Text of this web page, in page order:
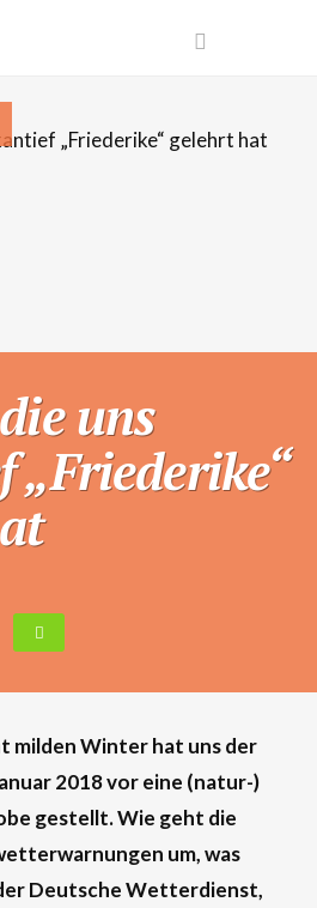
uns
„Friederike“
milden Winter hat uns der
2018 vor eine (natur-)
gestellt. Wie geht die
um, was
Deutsche Wetterdienst,